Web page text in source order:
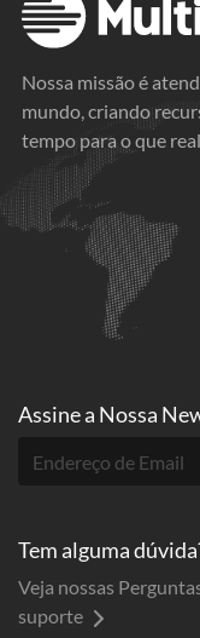
Nossa missão é
mundo, criando
tempo para o que
Assine a Nossa
Tem alguma
Veja nossas
suporte